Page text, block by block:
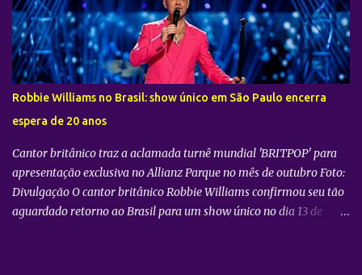
pela Ásia, América do Norte e América do Sul. Além do aguardado
encontro com os fãs brasileiros em São Paulo, a agenda
internacional do artista tem paradas confirmadas em metrópoles
como Seul, San José, Los Angeles, Las Vegas, Grand Prairie,
Chicago, Newark, Monterrey, Cidade do México, Santiago e Lima.
confirmação do novo espetáculo firma o rápido retorno de
TAEMIN ...
Robbie Williams no Brasil: show único em São Paulo encerra
espera de 20 anos
Cantor britânico traz a aclamada turnê mundial 'BRITPOP' para
apresentação exclusiva no Allianz Parque no mês de outubro Foto:
Divulgação O cantor britânico Robbie Williams confirmou seu tão
aguardado retorno ao Brasil para um show único no dia 13 de